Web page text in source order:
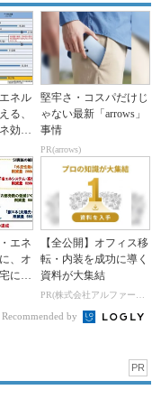
ネル
る、
効果
堅牢さ・コスパだけじ
ゃない最新「arrows」
事情
PR(arrows)
エネ
、オ
にも
【全公開】オフィス移
転・内装を成功に導く
資料が大集結
PR(株式会社アルファーテクノ)
Recommended by
PR